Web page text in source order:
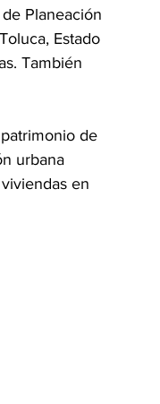
Planeación
Estado
También
de
urbana
en